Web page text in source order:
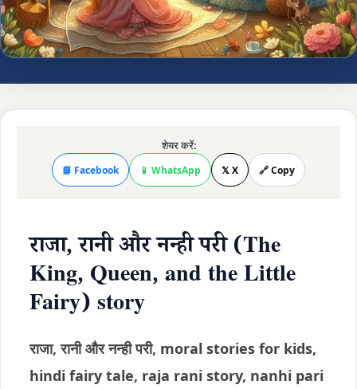
शेयर करें:
📘 Facebook 📱 WhatsApp 𝕏 X 🔗 Copy
राजा, रानी और नन्ही परी (The
King, Queen, and the Little
Fairy) story
राजा, रानी और नन्ही परी, moral stories for kids,
hindi fairy tale, raja rani story, nanhi pari